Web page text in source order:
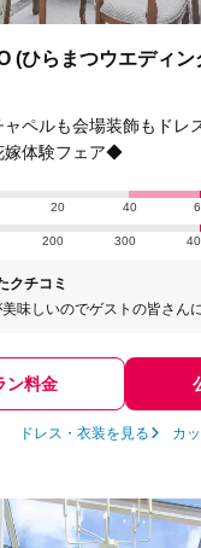
(ひらまつウエディン
ャペルも会場装飾もド
嫁体験フェア◆
20
40
200
300
クチコミ
味しいのでゲストの皆さん
とは可能だと思います。
ン料金
ドレス・衣装を見る カ